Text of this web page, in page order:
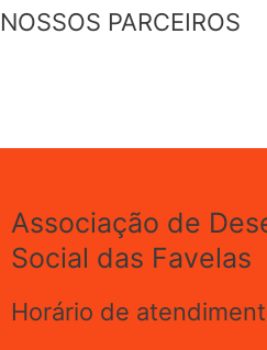
NOSSOS PARCEIROS
Associação de
Social das Favelas
Horário de